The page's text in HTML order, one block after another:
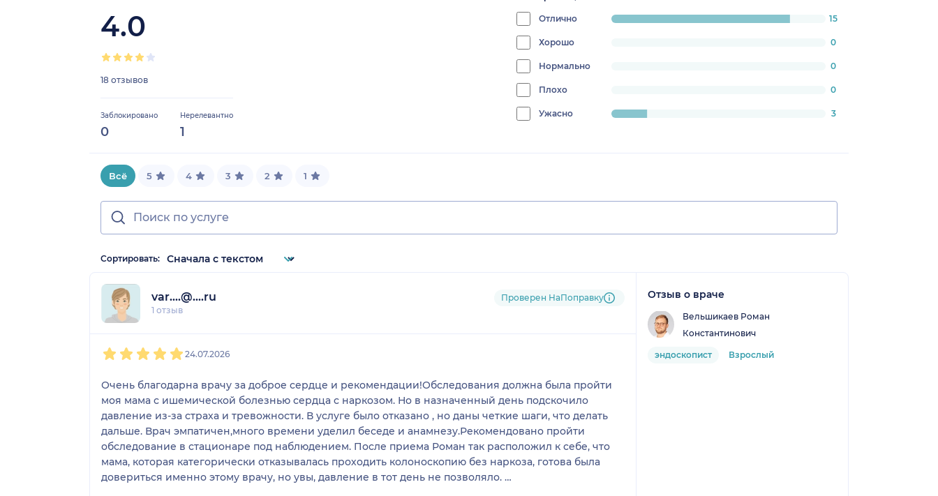
4.0
18 отзывов
Заблокировано
0
Нерелевантно
1
Отличноprogress:
15
Хорошо 0
Нормально 0
Плохо 0
Ужасно 3
Всё 5 4 3 2 1
Сортировать:
var....@....ru
1 отзыв
Проверен НаПоправку
24.07.2026
Очень благодарна врачу за доброе сердце и рекомендации!Обследования должна была пройти
моя мама с ишемической болезнью сердца с наркозом. Но в назначенный день подскочило
давление из-за страха и тревожности. В услуге было отказано , но даны четкие шаги, что делать
дальше. Врач эмпатичен,много времени уделил беседе и анамнезу.Рекомендовано пройти
обследование в стационаре под наблюдением. После приема Роман так расположил к себе, что
мама, которая категорически отказывалась проходить колоноскопию без наркоза, готова была
довериться именно этому врачу, но увы, давление в тот день не позволяло.
Отзыв о враче
Вельшикаев Роман
Константинович
эндоскопист Взрослый